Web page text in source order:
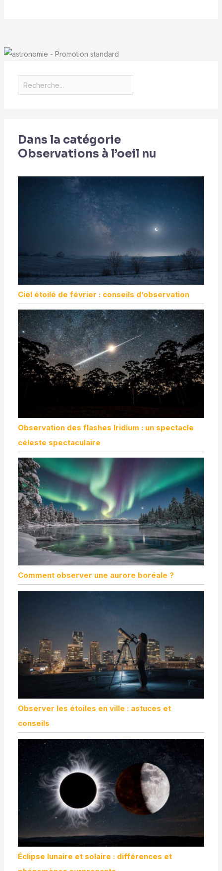
Dans la catégorie
Observations à l’oeil nu
Ciel étoilé de février : conseils d’observation
Observation des flashes Iridium : un spectacle
céleste spectaculaire
Comment observer une aurore boréale ?
Observer les étoiles en ville : astuces et
conseils
Éclipse lunaire et solaire : différences et